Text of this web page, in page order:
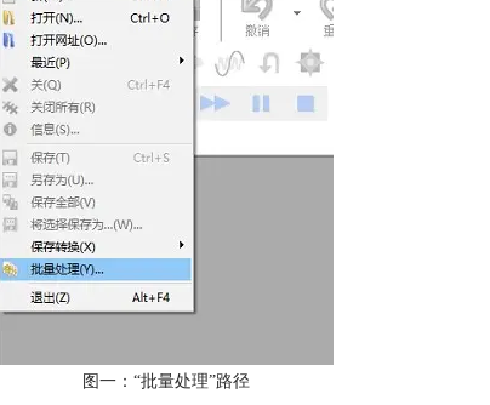
图一：“批量处理”路径